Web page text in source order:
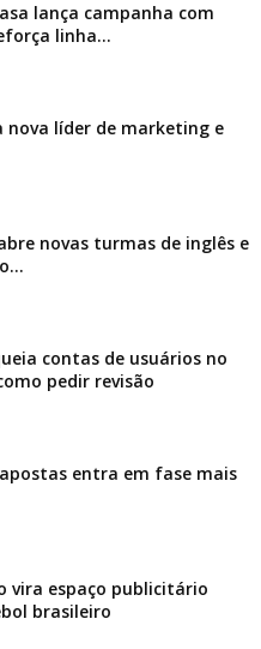
lança campanha com
linha...
nova líder de marketing e
novas turmas de inglês e
contas de usuários no
pedir revisão
entra em fase mais
vira espaço publicitário
brasileiro